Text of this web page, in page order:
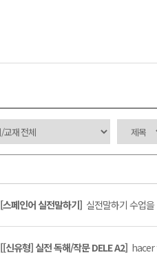
[스페인어 실전말하기] 실전말하기 수업
[[신유형] 실전 독해/작문 DELE A2]